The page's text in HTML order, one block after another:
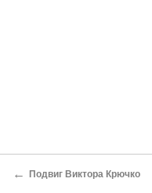
← Подвиг Виктора Крючко